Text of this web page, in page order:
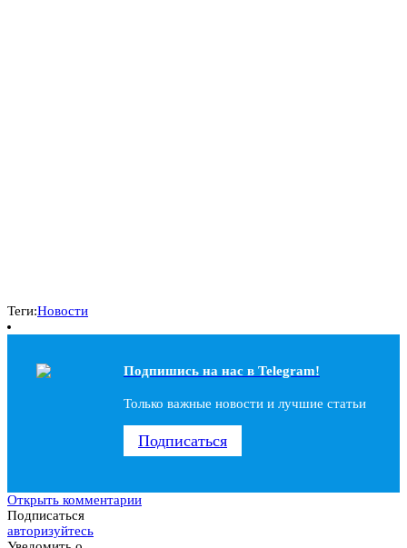
Теги:Новости
Подпишись на наc в Telegram!
Только важные новости и лучшие статьи
Подписаться
Открыть комментарии
Подписаться
авторизуйтесь